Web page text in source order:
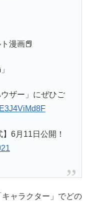
漫画📕
ザー」にぜひご
6月11日公開！
ャラクター」でどの